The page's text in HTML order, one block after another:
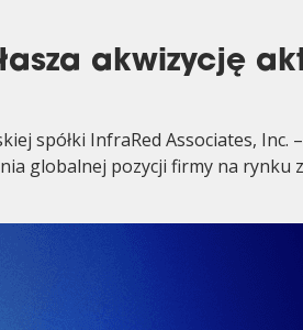
Public orders
Product Development
FAQ
akwizycję
spółki InfraRed Associates, Inc.
globalnej pozycji firmy na rynku